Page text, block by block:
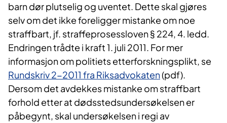
barn dør plutselig og uventet. Dette skal gjøres
selv om det ikke foreligger mistanke om noe
straffbart, jf. straffeprosessloven § 224, 4. ledd.
Endringen trådte i kraft 1. juli 2011. For mer
informasjon om politiets etterforskningsplikt, se
Rundskriv 2-2011 fra Riksadvokaten(pdf).
Dersom det avdekkes mistanke om straffbart
forhold etter at dødsstedsundersøkelsen er
påbegynt, skal undersøkelsen i regi av